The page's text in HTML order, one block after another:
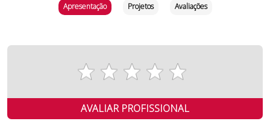
Apresentação Projetos Avaliações
AVALIAR PROFISSIONAL